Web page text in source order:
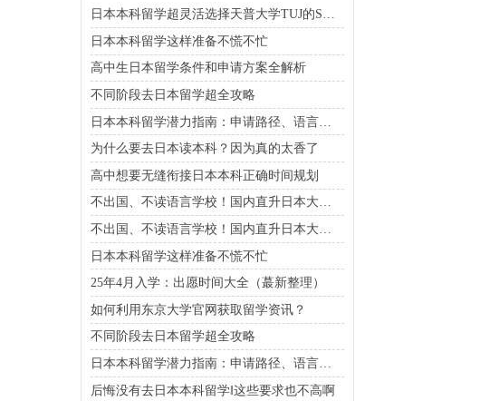
日本本科留学超灵活选择天普大学TUJ的SGU项目
日本本科留学这样准备不慌不忙
高中生日本留学条件和申请方案全解析
不同阶段去日本留学超全攻略
为什么要去日本读本科？因为真的太香了
高中想要无缝衔接日本本科正确时间规划
不出国、不读语言学校！国内直升日本大学！
日本本科留学这样准备不慌不忙
25年4月入学：出愿时间大全（蕞新整理）
如何利用东京大学官网获取留学资讯？
不同阶段去日本留学超全攻略
后悔没有去日本本科留学‖这些要求也不高啊